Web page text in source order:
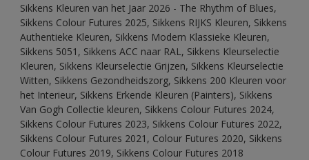
Sikkens Kleuren van het Jaar 2026 - The Rhythm of Blues,
Sikkens Colour Futures 2025, Sikkens RIJKS Kleuren, Sikkens
Authentieke Kleuren, Sikkens Modern Klassieke Kleuren,
Sikkens 5051, Sikkens ACC naar RAL, Sikkens Kleurselectie
Kleuren, Sikkens Kleurselectie Grijzen, Sikkens Kleurselectie
Witten, Sikkens Gezondheidszorg, Sikkens 200 Kleuren voor
het Interieur, Sikkens Erkende Kleuren (Painters), Sikkens
Van Gogh Collectie kleuren, Sikkens Colour Futures 2024,
Sikkens Colour Futures 2023, Sikkens Colour Futures 2022,
Sikkens Colour Futures 2021, Colour Futures 2020, Sikkens
Colour Futures 2019, Sikkens Colour Futures 2018